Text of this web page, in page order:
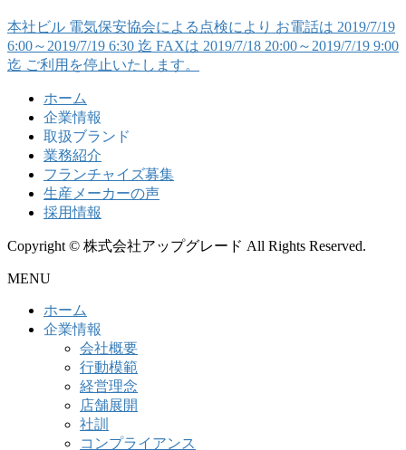
本社ビル 電気保安協会による点検により お電話は 2019/7/19
6:00～2019/7/19 6:30 迄 FAXは 2019/7/18 20:00～2019/7/19 9:00
迄 ご利用を停止いたします。
ホーム
企業情報
取扱ブランド
業務紹介
フランチャイズ募集
生産メーカーの声
採用情報
Copyright © 株式会社アップグレード All Rights Reserved.
MENU
ホーム
企業情報
会社概要
行動模範
経営理念
店舗展開
社訓
コンプライアンス